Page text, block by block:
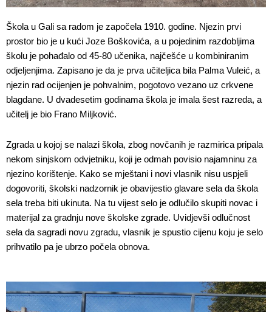
Škola u Gali sa radom je započela 1910. godine. Njezin prvi
prostor bio je u kući Joze Boškovića, a u pojedinim razdobljima
školu je pohađalo od 45-80 učenika, najčešće u kombiniranim
odjeljenjima. Zapisano je da je prva učiteljica bila Palma Vuleić, a
njezin rad ocijenjen je pohvalnim, pogotovo vezano uz crkvene
blagdane. U dvadesetim godinama škola je imala šest razreda, a
učitelj je bio Frano Miljković.
Zgrada u kojoj se nalazi škola, zbog novčanih je razmirica pripala
nekom sinjskom odvjetniku, koji je odmah povisio najamninu za
njezino korištenje. Kako se mještani i novi vlasnik nisu uspjeli
dogovoriti, školski nadzornik je obavijestio glavare sela da škola
sela treba biti ukinuta. Na tu vijest selo je odlučilo skupiti novac i
materijal za gradnju nove školske zgrade. Uvidjevši odlučnost
sela da sagradi novu zgradu, vlasnik je spustio cijenu koju je selo
prihvatilo pa je ubrzo počela obnova.